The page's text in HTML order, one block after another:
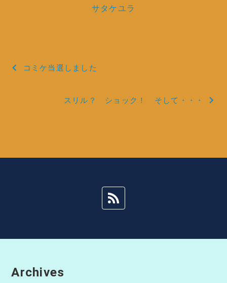
サタケユラ
投
コミケ当選しました
スリル？ ショック！ そして・・・
Archives